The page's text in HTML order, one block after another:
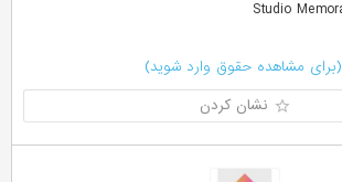
(برای مشاهده حقوق وارد شوید)
نشان کردن